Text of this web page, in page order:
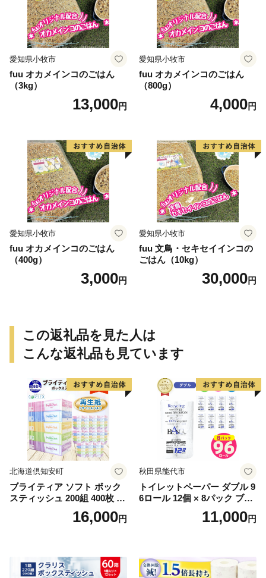
愛知県小牧市
fuu オカメインコのごはん
（3kg）
13,000円
愛知県小牧市
fuu オカメインコのごはん
（800g）
4,000円
愛知県小牧市
fuu オカメインコのごはん
（400g）
3,000円
愛知県小牧市
fuu 文鳥・セキセイインコの
ごはん（10kg）
30,000円
この返礼品を見た人は
こんな返礼品も見ています
北海道倶知安町
ブライティア ソフト ボック
スティッシュ 200組 400枚 60
箱 日本製 まとめ買い ティッ
シュ リサイクル 長持 防災 常
倶知安町 日用品
16,000円
秋田県能代市
トイレットペーパー ダブル 9
6ロール 12個 × 8パック ブラ
ンカ 再生紙 100％ 芯あり 日
用品 消耗品 無香料 生活用品
11,000円